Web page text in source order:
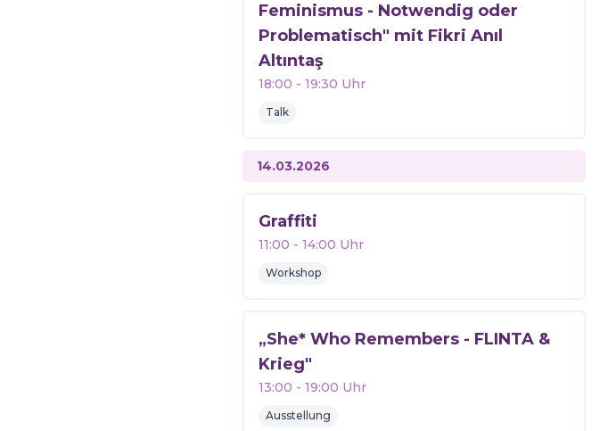
Feminismus - Notwendig oder
Problematisch" mit Fikri Anıl
Altıntaş
18:00 - 19:30 Uhr
Talk
14.03.2026
Graffiti
11:00 - 14:00 Uhr
Workshop
„She* Who Remembers - FLINTA &
Krieg"
13:00 - 19:00 Uhr
Ausstellung